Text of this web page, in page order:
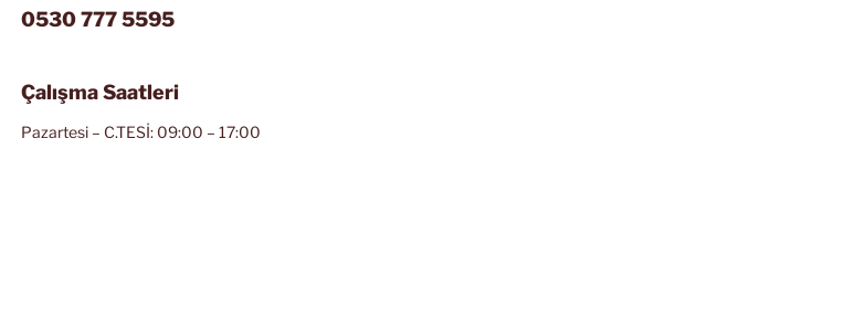
0530 777 5595
Çalışma Saatleri
Pazartesi – C.TESİ: 09:00 – 17:00